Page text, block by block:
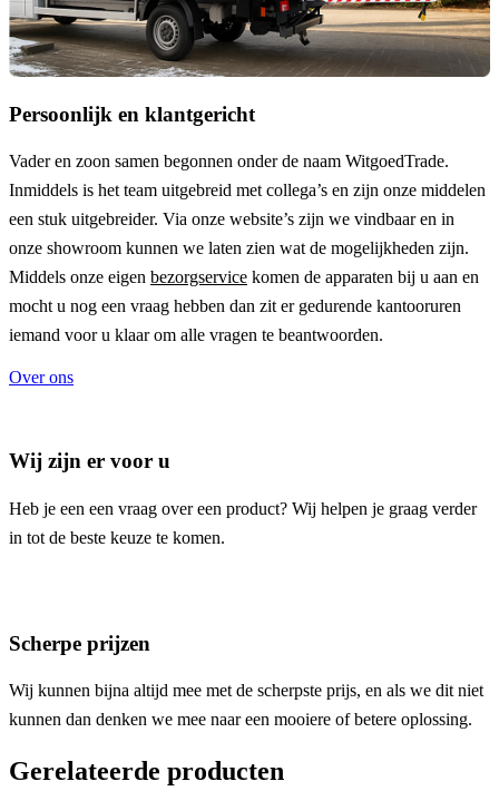
Persoonlijk en klantgericht
Vader en zoon samen begonnen onder de naam WitgoedTrade.
Inmiddels is het team uitgebreid met collega’s en zijn onze middelen
een stuk uitgebreider. Via onze website’s zijn we vindbaar en in
onze showroom kunnen we laten zien wat de mogelijkheden zijn.
Middels onze eigen bezorgservice komen de apparaten bij u aan en
mocht u nog een vraag hebben dan zit er gedurende kantooruren
iemand voor u klaar om alle vragen te beantwoorden.
Over ons
Wij zijn er voor u
Heb je een een vraag over een product? Wij helpen je graag verder
in tot de beste keuze te komen.
Scherpe prijzen
Wij kunnen bijna altijd mee met de scherpste prijs, en als we dit niet
kunnen dan denken we mee naar een mooiere of betere oplossing.
Gerelateerde producten